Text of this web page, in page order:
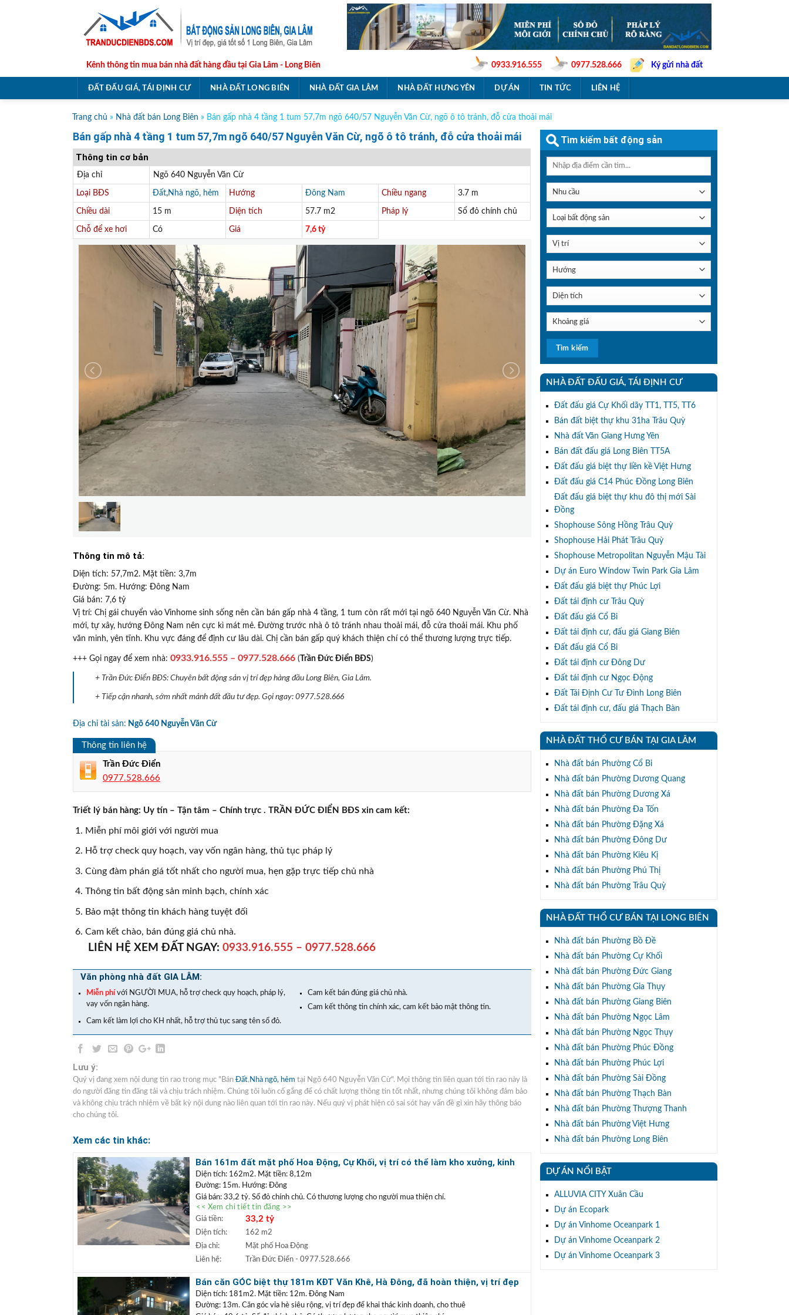
Kênh thông tin mua bán nhà đất hàng đầu tại Gia Lâm - Long Biên 0933.916.555 0977.528.666 Ký gửi nhà đất
ĐẤT ĐẤU GIÁ, TÁI ĐỊNH CƯ NHÀ ĐẤT LONG BIÊN NHÀ ĐẤT GIA LÂM NHÀ ĐẤT HƯNG YÊN DỰ ÁN TIN TỨC LIÊN HỆ
Trang chủ » Nhà đất bán Long Biên » Bán gấp nhà 4 tầng 1 tum 57,7m ngõ 640/57 Nguyễn Văn Cừ, ngõ ô tô tránh, đỗ cửa thoải mái
Bán gấp nhà 4 tầng 1 tum 57,7m ngõ 640/57 Nguyễn Văn Cừ, ngõ ô tô tránh, đỗ cửa thoải mái
Thông tin cơ bản
Địa chỉ Ngõ 640 Nguyễn Văn Cừ
Loại BĐS Đất,Nhà ngõ, hẻm Hướng Đông Nam Chiều ngang 3.7 m
Chiều dài 15 m Diện tích 57.7 m2 Pháp lý Sổ đỏ chính chủ
Chỗ để xe hơi Có Giá 7,6 tỷ
Thông tin mô tả:
Diện tích: 57,7m2. Mặt tiền: 3,7m
Đường: 5m. Hướng: Đông Nam
Giá bán: 7,6 tỷ
Vị trí: Chị gái chuyển vào Vinhome sinh sống nên cần bán gấp nhà 4 tầng, 1 tum còn rất mới tại ngõ 640 Nguyễn Văn Cừ. Nhà
mới, tự xây, hướng Đông Nam nên cực kì mát mẻ. Đường trước nhà ô tô tránh nhau thoải mái, đỗ cửa thoải mái. Khu phố
văn minh, yên tĩnh. Khu vực đáng để định cư lâu dài. Chị cần bán gấp quý khách thiện chí có thể thương lượng trực tiếp.
+++ Gọi ngay để xem nhà: 0933.916.555 – 0977.528.666 (Trần Đức Điển BĐS)
+ Trần Đức Điển BĐS: Chuyên bất động sản vị trí đẹp hàng đầu Long Biên, Gia Lâm.
+ Tiếp cận nhanh, sớm nhất mảnh đất đầu tư đẹp. Gọi ngay: 0977.528.666
Địa chỉ tài sản: Ngõ 640 Nguyễn Văn Cừ
Thông tin liên hệ
Trần Đức Điển
0977.528.666
Triết lý bán hàng: Uy tín – Tận tâm – Chính trực . TRẦN ĐỨC ĐIỂN BĐS xin cam kết:
Miễn phí môi giới với người mua
Hỗ trợ check quy hoạch, vay vốn ngân hàng, thủ tục pháp lý
Cùng đàm phán giá tốt nhất cho người mua, hẹn gặp trực tiếp chủ nhà
Thông tin bất động sản minh bạch, chính xác
Bảo mật thông tin khách hàng tuyệt đối
Cam kết chào, bán đúng giá chủ nhà.
LIÊN HỆ XEM ĐẤT NGAY: 0933.916.555 – 0977.528.666
Văn phòng nhà đất GIA LÂM:
Miễn phí với NGƯỜI MUA, hỗ trợ check quy hoạch, pháp lý,
vay vốn ngân hàng.
Cam kết bán đúng giá chủ nhà.
Cam kết thông tin chính xác, cam kết bảo mật thông tin.
Cam kết làm lợi cho KH nhất, hỗ trợ thủ tục sang tên sổ đỏ.
Lưu ý:
Quý vị đang xem nội dung tin rao trong mục "Bán Đất,Nhà ngõ, hẻm tại Ngõ 640 Nguyễn Văn Cừ". Mọi thông tin liên quan tới tin rao này là
do người đăng tin đăng tải và chịu trách nhiệm. Chúng tôi luôn cố gắng để có chất lượng thông tin tốt nhất, nhưng chúng tôi không đảm bảo
và không chịu trách nhiệm về bất kỳ nội dung nào liên quan tới tin rao này. Nếu quý vị phát hiện có sai sót hay vấn đề gì xin hãy thông báo
cho chúng tôi.
Xem các tin khác:
Bán 161m đất mặt phố Hoa Động, Cự Khối, vị trí có thể làm kho xưởng, kinh
doanh
Diện tích: 162m2. Mặt tiền: 8,12m
Đường: 15m. Hướng: Đông
Giá bán: 33,2 tỷ. Sổ đỏ chính chủ. Có thương lượng cho người mua thiện chí.
Vị trí: Lôđất nằm mặt phố Hoa Động
mặt tiền rộng, có thể phân lô tách thửa, làm nhà vườn. Xung quanh dân cư yên tĩnh, đường thông
thoáng, gần hồ điều hòa đang thi công, gần trường, chợ rất thuận tiện cho sinh hoạt, định cư lâu dài.
+++ Liên hệ xem đấtGỌI NGAY:0977 528 666
+ TRẦN ĐỨC ĐIỂN:Chuyên bất động sản
Lâm.
+ Bất động sản TRẦN PHÚ: Nhận mua bán ký gửi nhà đất, hỗ trợ thủ tục pháp lý, vay vốn
ngân hàng lãi suất thấp.
<< Xem chi tiết tin đăng >>
Giá tiền:
33,2 tỷ
Diện tích:
162 m2
Địa chỉ:
Mặt phố Hoa Động
Liên hệ:
Trần Đức Điển- 0977.528.666
Bán căn GÓC biệt thự 181m KĐT Văn Khê, Hà Đông, đã hoàn thiện, vị trí đẹp
khai thác kinh doanh
Diện tích: 181m2. Mặt tiền: 12m. Đông Nam
Đường: 13m. Căn góc vỉa hè siêu rộng, vị trí đẹp để khai thác kinh doanh, cho thuê
Tìm kiếm bất động sản
NHÀ ĐẤT ĐẤU GIÁ, TÁI ĐỊNH CƯ
Đất đấu giá Cự Khối dãy TT1, TT5, TT6
Bán đất biệt thự khu 31ha Trâu Quỳ
Nhà đất Văn Giang Hưng Yên
Bán đất đấu giá Long Biên TT5A
Đất đấu giá biệt thự liền kề Việt Hưng
Đất đấu giá C14 Phúc Đồng Long Biên
Đất đấu giá biệt thự khu đô thị mới Sài
Đồng
Shophouse Sông Hồng Trâu Quỳ
Shophouse Hải Phát Trâu Quỳ
Shophouse Metropolitan Nguyễn Mậu Tài
Dự án Euro Window Twin Park Gia Lâm
Đất đấu giá biệt thự Phúc Lợi
Đất tái định cư Trâu Quỳ
Đất đấu giá Cổ Bi
Đất tái định cư, đấu giá Giang Biên
Đất đấu giá Cổ Bi
Đất tái định cư Đông Dư
Đất tái định cư Ngọc Động
Đất Tái Định Cư Tư Đình Long Biên
Đất tái định cư, đấu giá Thạch Bàn
NHÀ ĐẤT THỔ CƯ BÁN TẠI GIA LÂM
Nhà đất bán Phường Cổ Bi
Nhà đất bán Phường Dương Quang
Nhà đất bán Phường Dương Xá
Nhà đất bán Phường Đa Tốn
Nhà đất bán Phường Đặng Xá
Nhà đất bán Phường Đông Dư
Nhà đất bán Phường Kiêu Kị
Nhà đất bán Phường Phú Thị
Nhà đất bán Phường Trâu Quỳ
NHÀ ĐẤT THỔ CƯ BÁN TẠI LONG BIÊN
Nhà đất bán Phường Bồ Đề
Nhà đất bán Phường Cự Khối
Nhà đất bán Phường Đức Giang
Nhà đất bán Phường Gia Thụy
Nhà đất bán Phường Giang Biên
Nhà đất bán Phường Ngọc Lâm
Nhà đất bán Phường Ngọc Thụy
Nhà đất bán Phường Phúc Đồng
Nhà đất bán Phường Phúc Lợi
Nhà đất bán Phường Sài Đồng
Nhà đất bán Phường Thạch Bàn
Nhà đất bán Phường Thượng Thanh
Nhà đất bán Phường Việt Hưng
Nhà đất bán Phường Long Biên
DỰ ÁN NỔI BẬT
ALLUVIA CITY Xuân Cầu
Dự án Ecopark
Dự án Vinhome Oceanpark 1
Dự án Vinhome Oceanpark 2
Dự án Vinhome Oceanpark 3